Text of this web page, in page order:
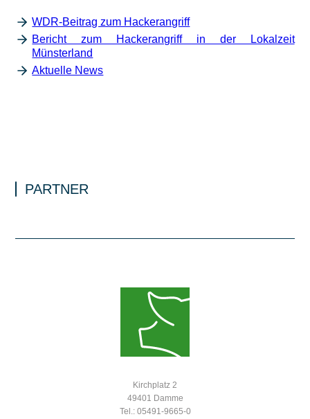
WDR-Beitrag zum Hackerangriff
Bericht zum Hackerangriff in der Lokalzeit
Münsterland
Aktuelle News
PARTNER
Kirchplatz 2
49401 Damme
Tel.: 05491-9665-0